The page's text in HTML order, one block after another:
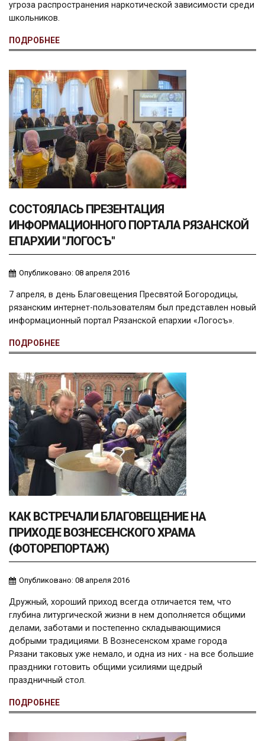
угроза распространения наркотической зависимости среди
школьников.
ПОДРОБНЕЕ
СОСТОЯЛАСЬ ПРЕЗЕНТАЦИЯ
ИНФОРМАЦИОННОГО ПОРТАЛА РЯЗАНСКОЙ
ЕПАРХИИ "ЛОГОСЪ"
Опубликовано: 08 апреля 2016
7 апреля, в день Благовещения Пресвятой Богородицы,
рязанским интернет-пользователям был представлен новый
информационный портал Рязанской епархии «Логосъ».
ПОДРОБНЕЕ
КАК ВСТРЕЧАЛИ БЛАГОВЕЩЕНИЕ НА
ПРИХОДЕ ВОЗНЕСЕНСКОГО ХРАМА
(ФОТОРЕПОРТАЖ)
Опубликовано: 08 апреля 2016
Дружный, хороший приход всегда отличается тем, что
глубина литургической жизни в нем дополняется общими
делами, заботами и постепенно складывающимися
добрыми традициями. В Вознесенском храме города
Рязани таковых уже немало, и одна из них - на все большие
праздники готовить общими усилиями щедрый
праздничный стол.
ПОДРОБНЕЕ